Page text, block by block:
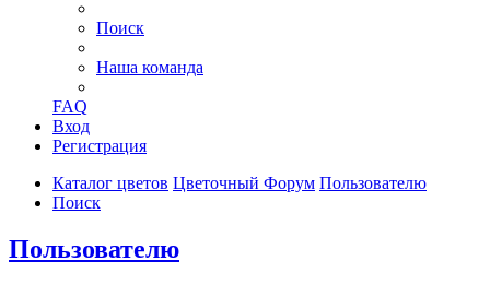
Поиск
Наша команда
FAQ
Вход
Регистрация
Каталог цветов Цветочный Форум Пользователю
Поиск
Пользователю